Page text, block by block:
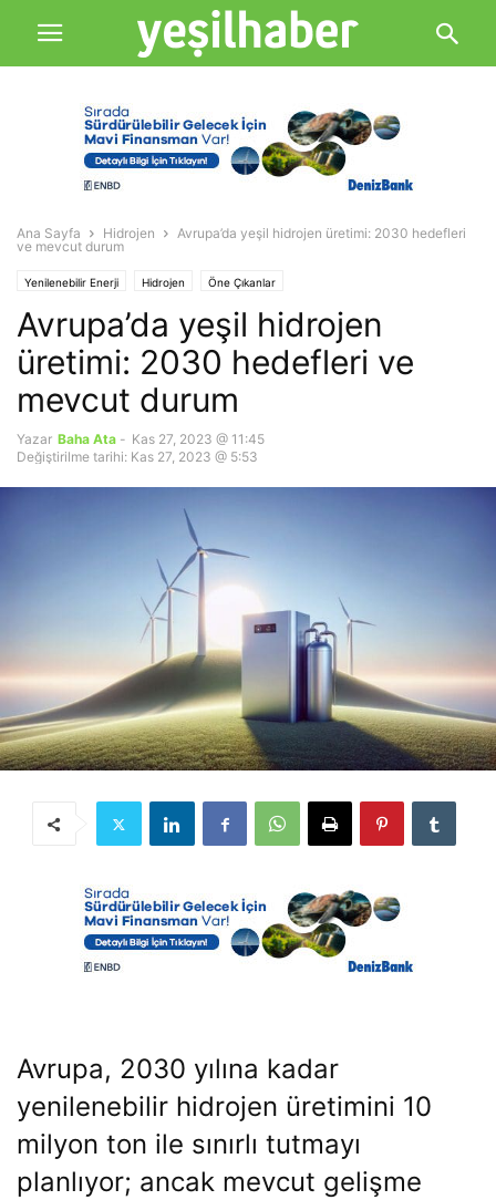
Ana Sayfa Hidrojen
Avrupa’da yeşil hidrojen üretimi: 2030 hedefleri
ve mevcut durum
Yenilenebilir Enerji Hidrojen Öne Çıkanlar
Avrupa’da yeşil hidrojen
üretimi: 2030 hedefleri ve
mevcut durum
Yazar Baha Ata - Kas 27, 2023 @ 11:45
Değiştirilme tarihi: Kas 27, 2023 @ 5:53
Avrupa, 2030 yılına kadar
yenilenebilir hidrojen üretimini 10
milyon ton ile sınırlı tutmayı
planlıyor; ancak mevcut gelişme